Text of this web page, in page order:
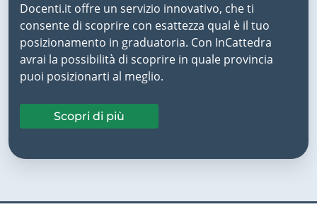
Docenti.it offre un servizio innovativo, che ti
consente di scoprire con esattezza qual è il tuo
posizionamento in graduatoria. Con InCattedra
avrai la possibilità di scoprire in quale provincia
puoi posizionarti al meglio.
Scopri di più